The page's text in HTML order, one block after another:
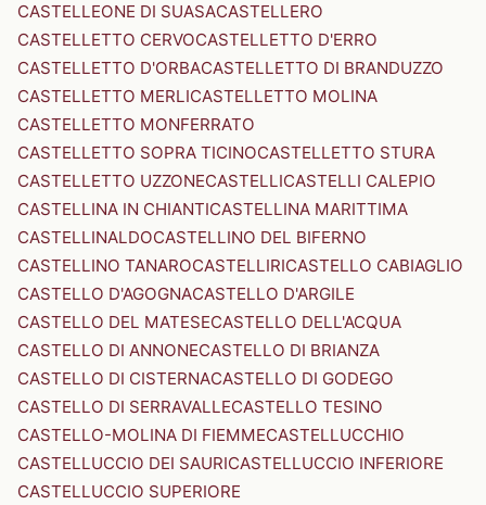
CASTELLEONE DI SUASACASTELLERO
CASTELLETTO CERVOCASTELLETTO D'ERRO
CASTELLETTO D'ORBACASTELLETTO DI BRANDUZZO
CASTELLETTO MERLICASTELLETTO MOLINA
CASTELLETTO MONFERRATO
CASTELLETTO SOPRA TICINOCASTELLETTO STURA
CASTELLETTO UZZONECASTELLICASTELLI CALEPIO
CASTELLINA IN CHIANTICASTELLINA MARITTIMA
CASTELLINALDOCASTELLINO DEL BIFERNO
CASTELLINO TANAROCASTELLIRICASTELLO CABIAGLIO
CASTELLO D'AGOGNACASTELLO D'ARGILE
CASTELLO DEL MATESECASTELLO DELL'ACQUA
CASTELLO DI ANNONECASTELLO DI BRIANZA
CASTELLO DI CISTERNACASTELLO DI GODEGO
CASTELLO DI SERRAVALLECASTELLO TESINO
CASTELLO-MOLINA DI FIEMMECASTELLUCCHIO
CASTELLUCCIO DEI SAURICASTELLUCCIO INFERIORE
CASTELLUCCIO SUPERIORE